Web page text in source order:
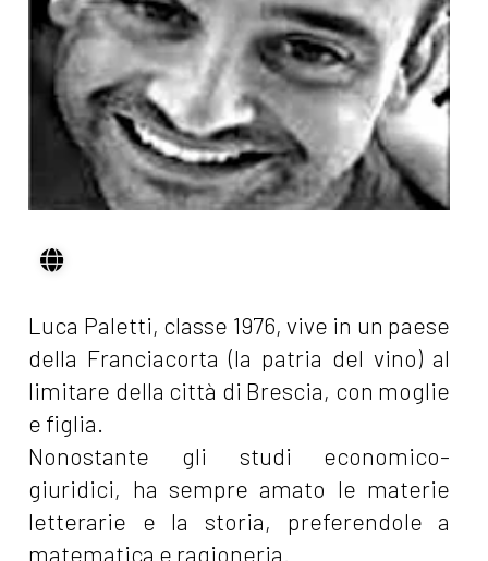
Luca Paletti, classe 1976, vive in un paese
della Franciacorta (la patria del vino) al
limitare della città di Brescia, con moglie
e figlia.
Nonostante gli studi economico-
giuridici, ha sempre amato le materie
letterarie e la storia, preferendole a
matematica e ragioneria.